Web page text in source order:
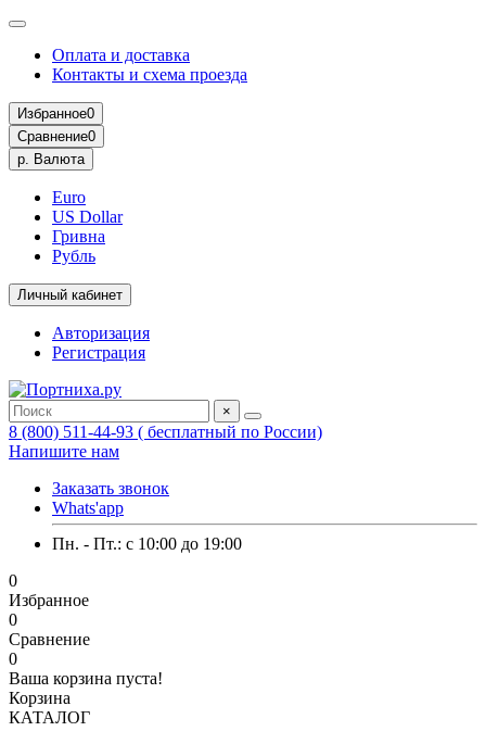
Оплата и доставка
Контакты и схема проезда
Избранное0
Сравнение0
р. Валюта
Euro
US Dollar
Гривна
Рубль
Личный кабинет
Авторизация
Регистрация
×
8 (800) 511-44-93 ( бесплатный по России)
Напишите нам
Заказать звонок
Whats'app
Пн. - Пт.: c 10:00 до 19:00
0
Избранное
0
Сравнение
0
Ваша корзина пуста!
Корзина
КАТАЛОГ